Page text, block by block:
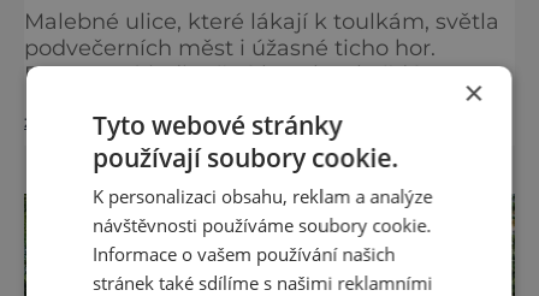
Malebné ulice, které lákají k toulkám, světla
podvečerních měst i úžasné ticho hor.
Evropa má jedinečné kouzlo v každém
období. Nové číslo Světa na dlani Speciál vás
zve na cestu plnou inspirace, dobrodružství i
romantiky. Přinášíme vám 111 skvělých tipů,
kam vyrazit. Objevte krásu Evropy v celé její
podobě. Města s neopakovatelnou
atmosférou Vydejte se s námi na prohlídku
měst, která patří k
zobrazit více >>
×
Tyto webové stránky
používají soubory cookie.
K personalizaci obsahu, reklam a analýze
návštěvnosti používáme soubory cookie.
Informace o vašem používání našich
stránek také sdílíme s našimi reklamními